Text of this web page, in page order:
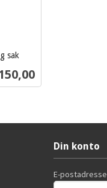
sak
Din konto
E-postadresse